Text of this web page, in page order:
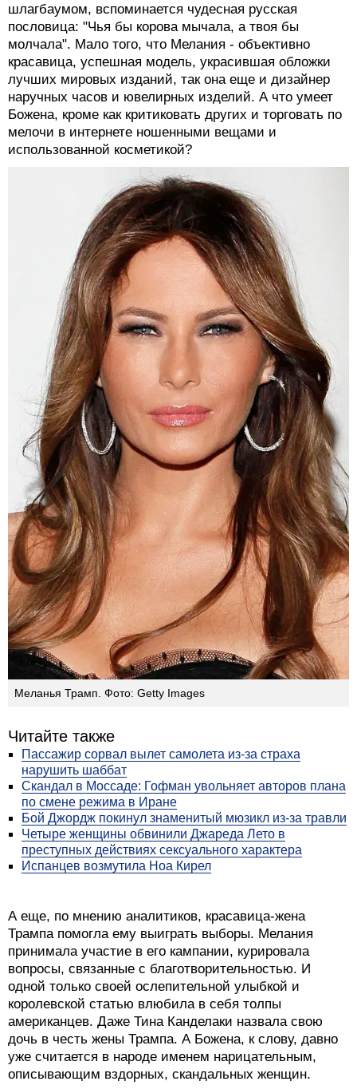
шлагбаумом, вспоминается чудесная русская
пословица: "Чья бы корова мычала, а твоя бы
молчала". Мало того, что Мелания - объективно
красавица, успешная модель, украсившая обложки
лучших мировых изданий, так она еще и дизайнер
наручных часов и ювелирных изделий. А что умеет
Божена, кроме как критиковать других и торговать по
мелочи в интернете ношенными вещами и
использованной косметикой?
Меланья Трамп. Фото: Getty Images
Читайте также
Пассажир сорвал вылет самолета из-за страха
нарушить шаббат
Скандал в Моссаде: Гофман увольняет авторов плана
по смене режима в Иране
Бой Джордж покинул знаменитый мюзикл из-за травли
Четыре женщины обвинили Джареда Лето в
преступных действиях сексуального характера
Испанцев возмутила Ноа Кирел
А еще, по мнению аналитиков, красавица-жена
Трампа помогла ему выиграть выборы. Мелания
принимала участие в его кампании, курировала
вопросы, связанные с благотворительностью. И
одной только своей ослепительной улыбкой и
королевской статью влюбила в себя толпы
американцев. Даже Тина Канделаки назвала свою
дочь в честь жены Трампа. А Божена, к слову, давно
уже считается в народе именем нарицательным,
описывающим вздорных, скандальных женщин.